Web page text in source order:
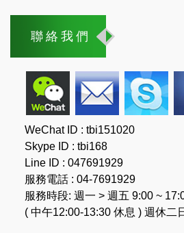
聯絡我們
WeChat ID : tbi151020
Skype ID : tbi168
Line ID : 047691929
服務電話 : 04-7691929
服務時段: 週一 > 週五 9:00 ~
( 中午12:00-13:30 休息 ) 週休二